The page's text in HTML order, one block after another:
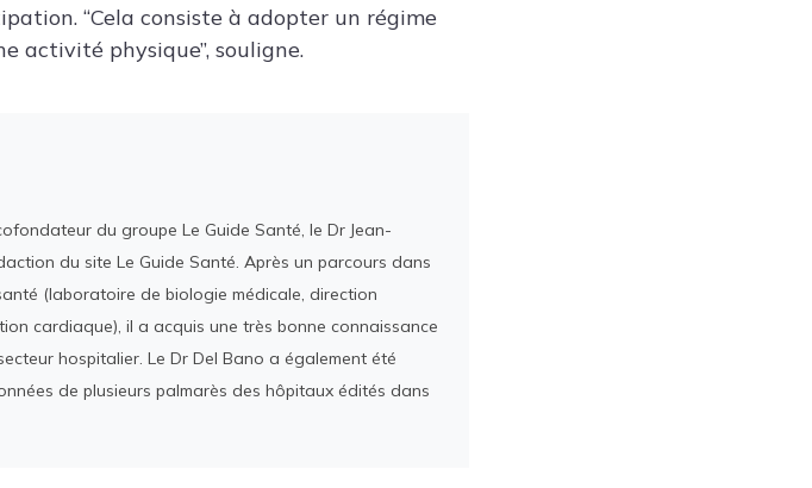
. “Cela consiste à adopter un régime
activité physique”, souligne.
du groupe Le Guide Santé, le Dr Jean-
du site Le Guide Santé. Après un parcours dans
(laboratoire de biologie médicale, direction
cardiaque), il a acquis une très bonne connaissance
hospitalier. Le Dr Del Bano a également été
de plusieurs palmarès des hôpitaux édités dans